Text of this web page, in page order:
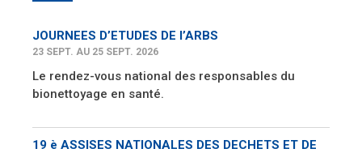
JOURNEES D’ETUDES DE l’ARBS
23 SEPT. AU 25 SEPT. 2026
Le rendez-vous national des responsables du
bionettoyage en santé.
19 è ASSISES NATIONALES DES DECHETS ET DE